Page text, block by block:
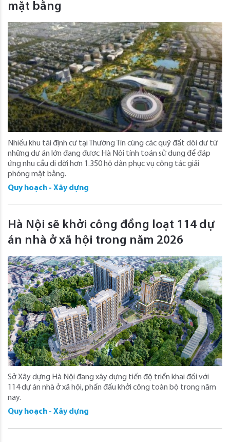
mặt bằng
Nhiều khu tái định cư tại Thường Tín cùng các quỹ đất dôi dư từ
những dự án lớn đang được Hà Nội tính toán sử dụng để đáp
ứng nhu cầu di dời hơn 1.350 hộ dân phục vụ công tác giải
phóng mặt bằng.
Quy hoạch - Xây dựng
Hà Nội sẽ khởi công đồng loạt 114 dự
án nhà ở xã hội trong năm 2026
Sở Xây dựng Hà Nội đang xây dựng tiến độ triển khai đối với
114 dự án nhà ở xã hội, phấn đấu khởi công toàn bộ trong năm
nay.
Quy hoạch - Xây dựng